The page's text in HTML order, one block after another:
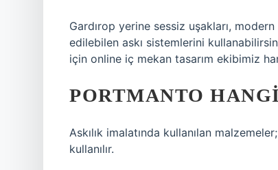
Gardırop yerine sessiz uşakları,
edilebilen askı sistemlerini
için online iç mekan tasarım ekibimiz
PORTMANTO
Askılık imalatında kullanılan
kullanılır.